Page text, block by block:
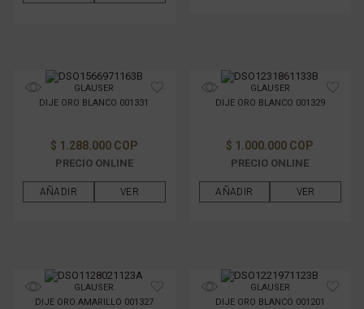
GLAUSER
DIJE ORO BLANCO 001331
$ 1.288.000 COP
PRECIO ONLINE
AÑADIR VER
GLAUSER
DIJE ORO BLANCO 001329
$ 1.000.000 COP
PRECIO ONLINE
AÑADIR VER
GLAUSER
DIJE ORO AMARILLO 001327
GLAUSER
DIJE ORO BLANCO 001201